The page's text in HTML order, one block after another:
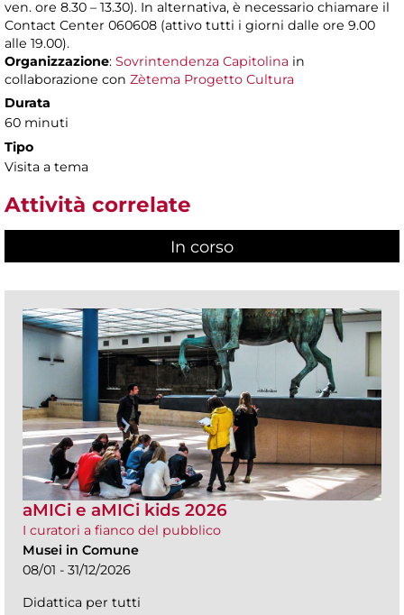
ven. ore 8.30 – 13.30). In alternativa, è necessario chiamare il
Contact Center 060608 (attivo tutti i giorni dalle ore 9.00
alle 19.00).
Organizzazione: Sovrintendenza Capitolina in
collaborazione con Zètema Progetto Cultura
Durata
60 minuti
Tipo
Visita a tema
Attività correlate
In corso
aMICi e aMICi kids 2026
I curatori a fianco del pubblico
Musei in Comune
08/01 - 31/12/2026
Didattica per tutti